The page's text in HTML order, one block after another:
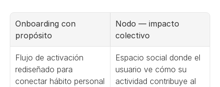
Onboarding con
propósito
Nodo — impacto
colectivo
Flujo de activación
rediseñado para
conectar hábito personal
Espacio social donde el
usuario ve cómo su
actividad contribuye al